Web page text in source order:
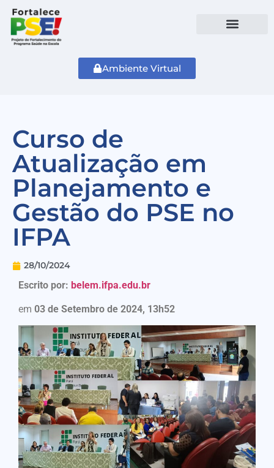
Ambiente Virtual
Curso de
Atualização em
Planejamento e
Gestão do PSE no
IFPA
28/10/2024
Escrito por: belem.ifpa.edu.br
em 03 de Setembro de 2024, 13h52